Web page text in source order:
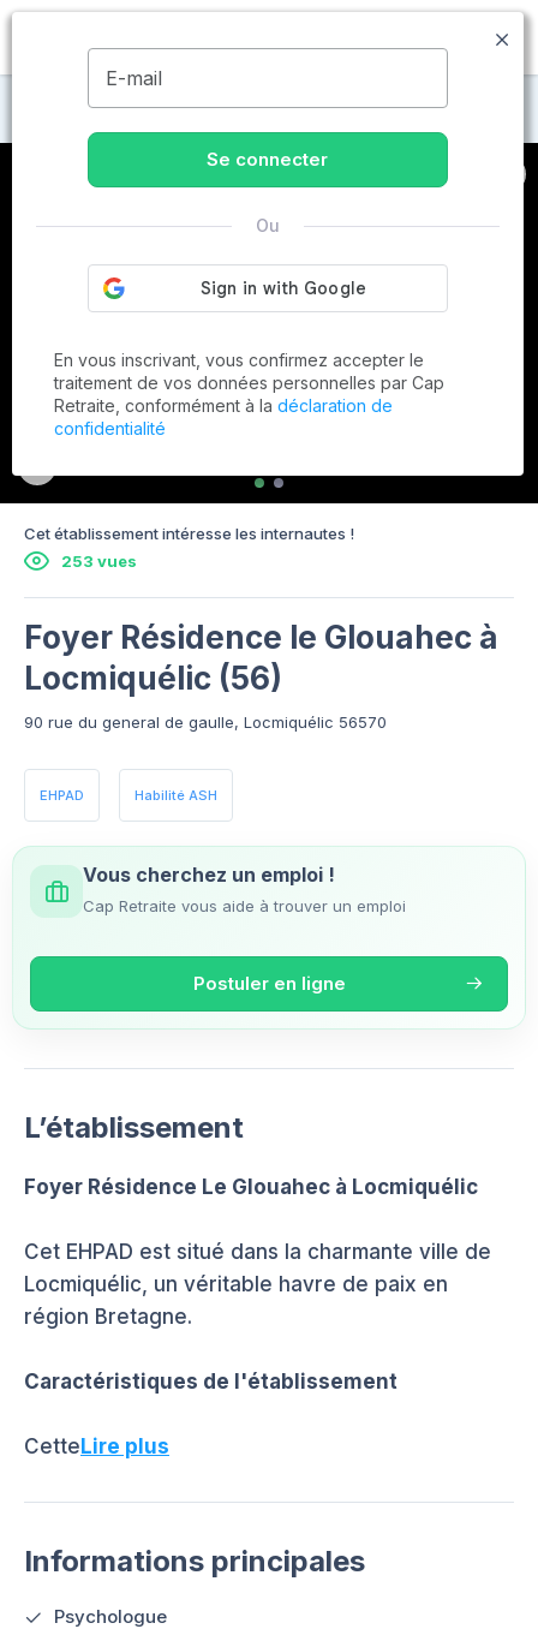
MENU
Maisons de retraite à Locmiquélic
Cet établissement intéresse les internautes !
253 vues
Foyer Résidence le Glouahec à
Locmiquélic (56)
90 rue du general de gaulle, Locmiquélic 56570
EHPAD Habilité ASH
Vous cherchez un emploi !
Cap Retraite vous aide à trouver un emploi
Postuler en ligne
L’établissement
Foyer Résidence Le Glouahec à Locmiquélic
Cet EHPAD est situé dans la charmante ville de
Locmiquélic, un véritable havre de paix en
région Bretagne.
Caractéristiques de l'établissement
CetteLire plus
Informations principales
Psychologue
E-mail
Se connecter
Ou
En vous inscrivant, vous confirmez accepter le
traitement de vos données personnelles par Cap
Retraite, conformément à la déclaration de
confidentialité